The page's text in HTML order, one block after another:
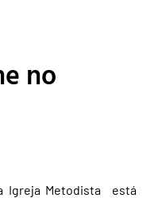
no
Igreja Metodista está